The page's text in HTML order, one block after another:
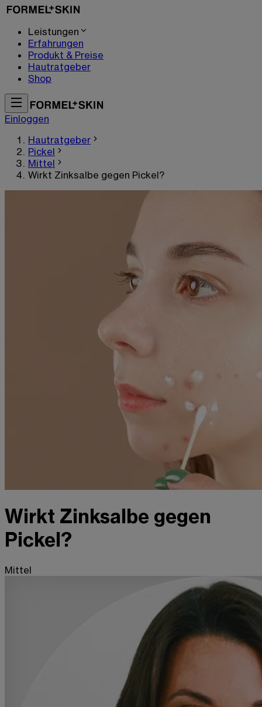
Leistungen
Erfahrungen
Produkt & Preise
Hautratgeber
Shop
Einloggen
Hautratgeber
Pickel
Mittel
Wirkt Zinksalbe gegen Pickel?
Wirkt Zinksalbe gegen
Pickel?
Mittel